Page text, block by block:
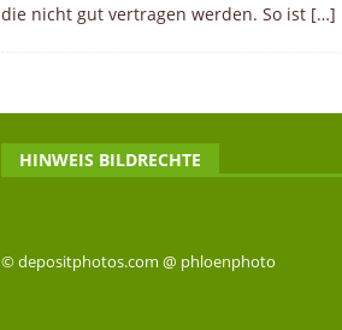
die nicht gut vertragen werden. So ist […]
HINWEIS BILDRECHTE
© depositphotos.com @ phloenphoto